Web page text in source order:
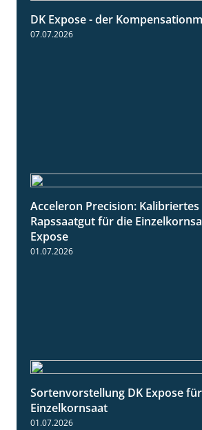
DK Expose - der
07.07.2026
Acceleron Precision: Kalibriertes
Rapssaatgut für die
Expose
01.07.2026
Sortenvorstellung DK Expose für
Einzelkornsaat
01.07.2026